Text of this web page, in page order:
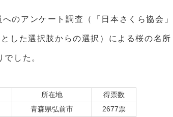
のアンケート調査（「日本さくら協会」
した選択肢からの選択）による桜の名所
した。
所在地
得票数
青森県弘前市
2677票